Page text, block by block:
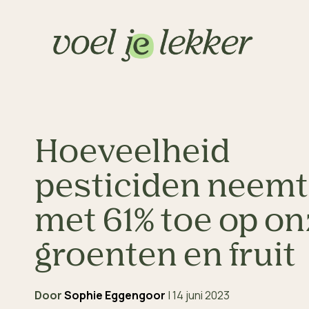
Hoeveelheid
pesticiden neemt
met 61% toe op
groenten en fruit
DoorSophie Eggengoor |14 juni 2023